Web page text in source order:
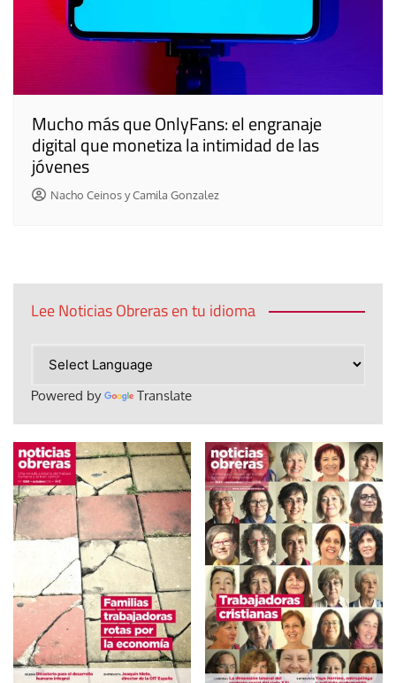
Mucho más que OnlyFans: el engranaje
digital que monetiza la intimidad de las
jóvenes
Nacho Ceinos y Camila Gonzalez
Lee Noticias Obreras en tu idioma
Powered by Translate